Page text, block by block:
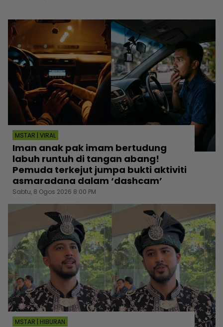
MSTAR | VIRAL
Iman anak pak imam bertudung
labuh runtuh di tangan abang!
Pemuda terkejut jumpa bukti aktiviti
asmaradana dalam ‘dashcam’
Sabtu, 8 Ogos 2026 8:00 PM
MSTAR | HIBURAN